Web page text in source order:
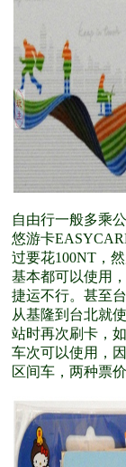
自由行一般多乘
悠游卡
过要花100NT，
基本都可以使用
捷运不行。甚至
从基隆到台北就
站时再次刷卡，
车次可以使用，
区间车，两种票